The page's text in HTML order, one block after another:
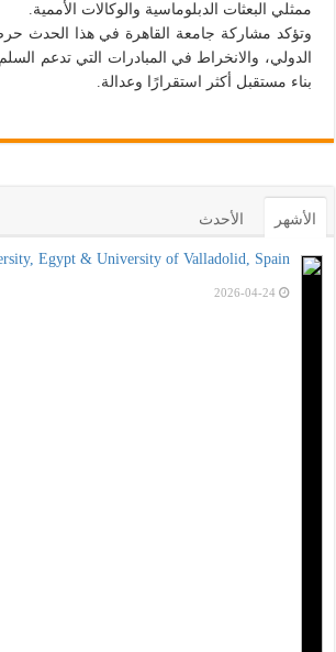
ممثلي البعثات الدبلوماسية والوكالات الأممية.
وتؤكد مشاركة جامعة القاهرة في هذا الحدث
الدولي، والانخراط في المبادرات التي تدعم
بناء مستقبل أكثر استقرارًا وعدالة.
الأشهر الأحدث
Egypt & University of Valladolid, Spain.
2026-04-24